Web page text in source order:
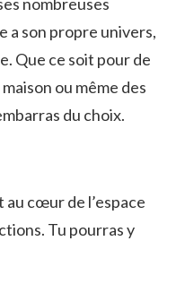
a son propre univers,
Que ce soit pour de
ou même des
du choix.
au cœur de l’espace
Tu pourras y